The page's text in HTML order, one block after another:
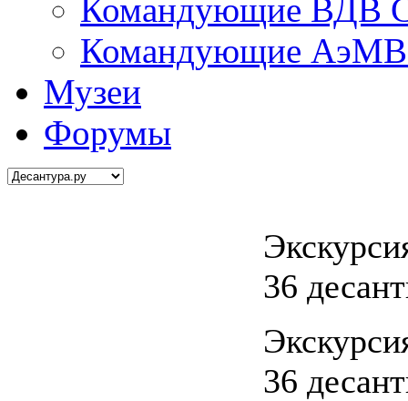
Командующие ВДВ
Командующие АэМВ
Музеи
Форумы
36
36